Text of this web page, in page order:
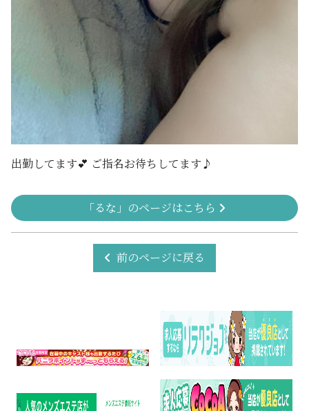
出勤してます💕 ご指名お待ちしてます♪
「るな」のページはこちら
前のページに戻る